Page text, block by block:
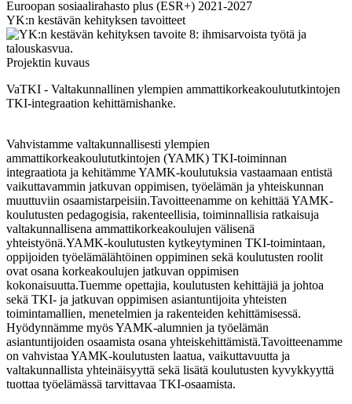
Euroopan sosiaalirahasto plus (ESR+) 2021-2027
YK:n kestävän kehityksen tavoitteet
Projektin kuvaus
VaTKI - Valtakunnallinen ylempien ammattikorkeakoulututkintojen
TKI-integraation kehittämishanke.
Vahvistamme valtakunnallisesti ylempien
ammattikorkeakoulututkintojen (YAMK) TKI-toiminnan
integraatiota ja kehitämme YAMK-koulutuksia vastaamaan entistä
vaikuttavammin jatkuvan oppimisen, työelämän ja yhteiskunnan
muuttuviin osaamistarpeisiin.Tavoitteenamme on kehittää YAMK-
koulutusten pedagogisia, rakenteellisia, toiminnallisia ratkaisuja
valtakunnallisena ammattikorkeakoulujen välisenä
yhteistyönä.YAMK-koulutusten kytkeytyminen TKI-toimintaan,
oppijoiden työelämälähtöinen oppiminen sekä koulutusten roolit
ovat osana korkeakoulujen jatkuvan oppimisen
kokonaisuutta.Tuemme opettajia, koulutusten kehittäjiä ja johtoa
sekä TKI- ja jatkuvan oppimisen asiantuntijoita yhteisten
toimintamallien, menetelmien ja rakenteiden kehittämisessä.
Hyödynnämme myös YAMK-alumnien ja työelämän
asiantuntijoiden osaamista osana yhteiskehittämistä.Tavoitteenamme
on vahvistaa YAMK-koulutusten laatua, vaikuttavuutta ja
valtakunnallista yhteinäisyyttä sekä lisätä koulutusten kyvykkyyttä
tuottaa työelämässä tarvittavaa TKI-osaamista.